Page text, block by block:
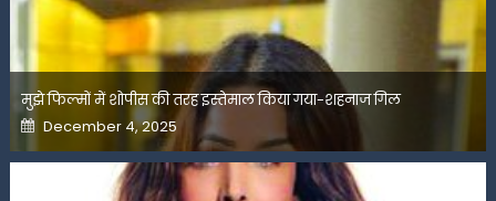
मुझे फिल्मों में शोपीस की तरह इस्तेमाल किया गया-शहनाज गिल
Posted
on
December 4, 2025